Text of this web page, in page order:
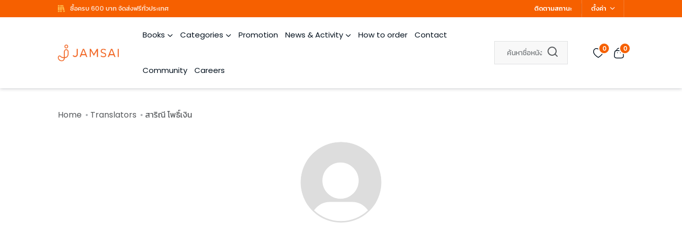
ซื้อครบ 600 บาท จัดส่งฟรีทั่วประเทศ ติดตามสถานะ ตั้งค่า
Books Categories Promotion News & Activity How to order Contact
Community Careers
0 0
Home Translators สาริณี โพธิ์เงิน